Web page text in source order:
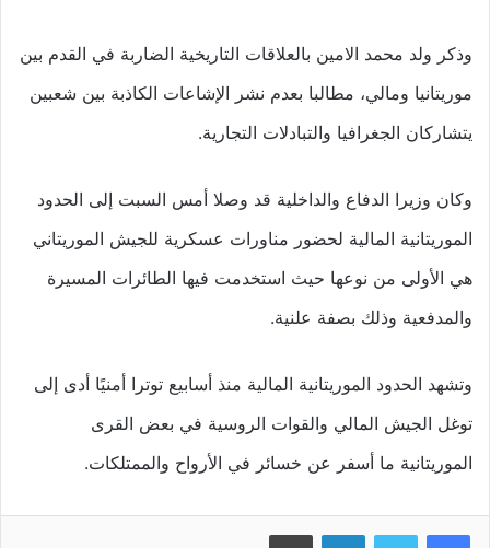
وذكر ولد محمد الامين بالعلاقات التاريخية الضاربة في القدم بين
موريتانيا ومالي، مطالبا بعدم نشر الإشاعات الكاذبة بين شعبين
يتشاركان الجغرافيا والتبادلات التجارية.
وكان وزيرا الدفاع والداخلية قد وصلا أمس السبت إلى الحدود
الموريتانية المالية لحضور مناورات عسكرية للجيش الموريتاني
هي الأولى من نوعها حيث استخدمت فيها الطائرات المسيرة
والمدفعية وذلك بصفة علنية.
وتشهد الحدود الموريتانية المالية منذ أسابيع توترا أمنيًا أدى إلى
توغل الجيش المالي والقوات الروسية في بعض القرى
الموريتانية ما أسفر عن خسائر في الأرواح والممتلكات.
فيسبوك تويتر لينكدإن طباعة